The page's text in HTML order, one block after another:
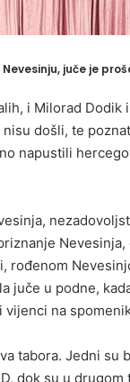
juče je
i Milorad Dodik
došli, te
napustili
rođenom
juče u podne,
na
tabora. Jedni su
dok su u